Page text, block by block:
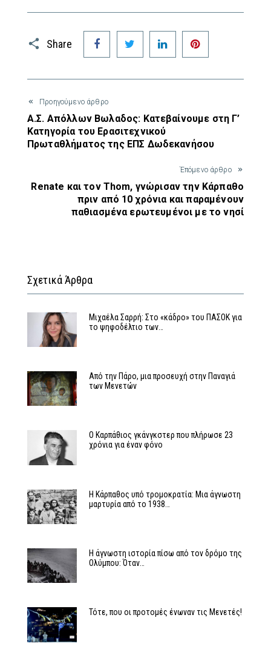
Share
Facebook Twitter LinkedIn
Προηγούμενο άρθρο
Α.Σ. Απόλλων Βωλαδος: Κατεβαίνουμε στη Γ’
Κατηγορία του Ερασιτεχνικού
Πρωταθλήματος της ΕΠΣ Δωδεκανήσου
Έπόμενο άρθρο
Renate και τον Thom, γνώρισαν την Κάρπαθο
πριν από 10 χρόνια και παραμένουν
παθιασμένα ερωτευμένοι με το νησί
Σχετικά Άρθρα
Μιχαέλα Σαρρή: Στο «κάδρο» του ΠΑΣΟΚ για
το ψηφοδέλτιο των…
Από την Πάρο, μια προσευχή στην Παναγιά
των Μενετών
Ο Καρπάθιος γκάνγκστερ που πλήρωσε 23
χρόνια για έναν φόνο
Η Κάρπαθος υπό τρομοκρατία: Μια άγνωστη
μαρτυρία από το 1938…
Η άγνωστη ιστορία πίσω από τον δρόμο της
Ολύμπου: Όταν…
Τότε, που οι προτομές ένωναν τις Μενετές!